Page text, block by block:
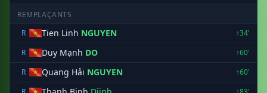
REMPLAÇANTS
R
Tien Linh NGUYEN
↑34'
R
Duy Mạnh DO
↑60'
R
Quang Hải NGUYEN
↑60'